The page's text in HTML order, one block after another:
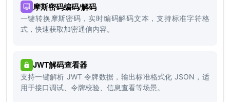
摩斯密码编码/解码
一键转换摩斯密码，实时编码解码文本，支持标准字符格
式，快速获取加密通信内容。
JWT解码查看器
支持一键解析 JWT 令牌数据，输出标准格式化 JSON，适
用于接口调试、令牌校验、信息查看等场景。